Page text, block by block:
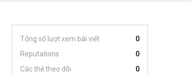
Tổng số lượt xem bài viết
0
Reputations
0
Các thẻ theo dõi
0